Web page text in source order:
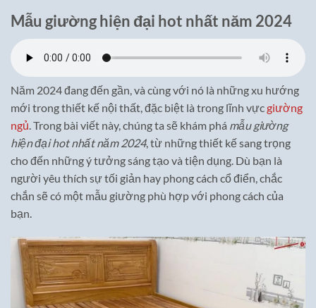
Mẫu giường hiện đại hot nhất năm 2024
Năm 2024 đang đến gần, và cùng với nó là những xu hướng
mới trong thiết kế nội thất, đặc biệt là trong lĩnh vựcgiường
ngủ. Trong bài viết này, chúng ta sẽ khám phá mẫu giường
hiện đại hot nhất năm 2024, từ những thiết kế sang trọng
cho đến những ý tưởng sáng tạo và tiện dụng. Dù bạn là
người yêu thích sự tối giản hay phong cách cổ điển, chắc
chắn sẽ có một mẫu giường phù hợp với phong cách của
bạn.